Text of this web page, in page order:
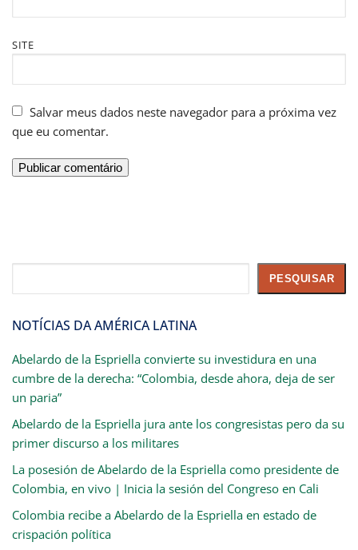
SITE
Salvar meus dados neste navegador para a próxima vez
que eu comentar.
PESQUISAR
NOTÍCIAS DA AMÉRICA LATINA
Abelardo de la Espriella convierte su investidura en una
cumbre de la derecha: “Colombia, desde ahora, deja de ser
un paria”
Abelardo de la Espriella jura ante los congresistas pero da su
primer discurso a los militares
La posesión de Abelardo de la Espriella como presidente de
Colombia, en vivo | Inicia la sesión del Congreso en Cali
Colombia recibe a Abelardo de la Espriella en estado de
crispación política